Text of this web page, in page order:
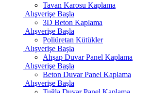
Tavan Karosu Kaplama
Alışverişe Başla
3D Beton Kaplama
Alışverişe Başla
Poliüretan Kütükler
Alışverişe Başla
Ahşap Duvar Panel Kaplama
Alışverişe Başla
Beton Duvar Panel Kaplama
Alışverişe Başla